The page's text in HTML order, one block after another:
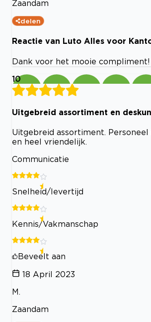
Zaandam
delen
Reactie van Luto Alles voor
Dank voor het mooie compliment!
10
Uitgebreid assortiment en
Uitgebreid assortiment. Personeel
en heel vriendelijk.
Communicatie
Snelheid/levertijd
Kennis/Vakmanschap
Beveelt aan
18 April 2023
M.
Zaandam